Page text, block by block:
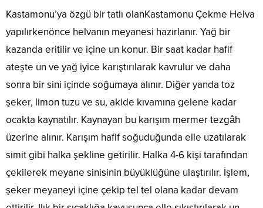
Kastamonu’ya özgü bir tatlı olanKastamonu Çekme Helva
yapılırkenönce helvanın meyanesi hazırlanır. Yağ bir
kazanda eritilir ve içine un konur. Bir saat kadar hafif
ateşte un ve yağ iyice karıştırılarak kavrulur ve daha
sonra bir sini içinde soğumaya alınır. Diğer yanda toz
şeker, limon tuzu ve su, akide kıvamına gelene kadar
ocakta kaynatılır. Kaynayan bu karışım mermer tezgâh
üzerine alınır. Karışım hafif soğuduğunda elle uzatılarak
simit gibi halka şekline getirilir. Halka 4-6 kişi tarafından
çekilerek meyane sinisinin büyüklüğüne ulaştırılır. İşlem,
şeker meyaneyi içine çekip tel tel olana kadar devam